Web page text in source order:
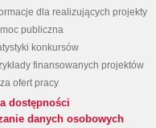
dla realizujących projekty
publiczna
konkursów
finansowanych projektów
ofert pracy
dostępności
danych osobowych